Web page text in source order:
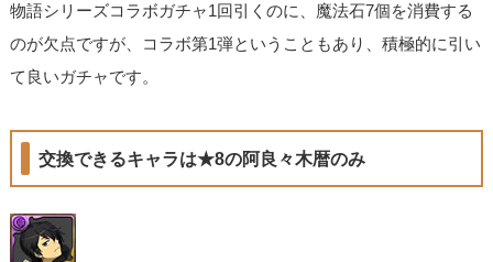
物語シリーズコラボガチャ1回引くのに、魔法石7個を消費する
のが欠点ですが、コラボ第1弾ということもあり、積極的に引い
て良いガチャです。
交換できるキャラは★8の阿良々木暦のみ